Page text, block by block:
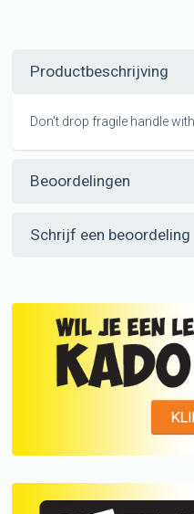
Productbeschrijving
Don't drop fragile handle
Beoordelingen
Schrijf een beoordeling